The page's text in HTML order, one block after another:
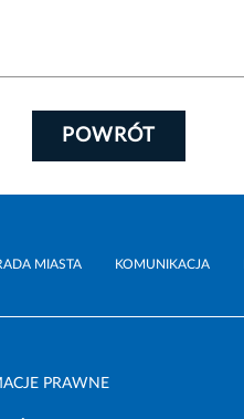
POWRÓT
MIASTA KOMUNIKACJA
PRAWNE